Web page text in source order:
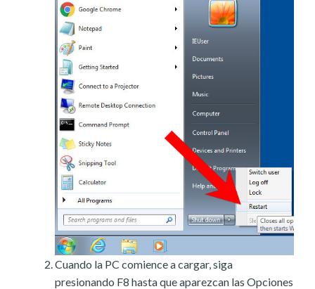
Cuando la PC comience a cargar, siga
presionando F8 hasta que aparezcan las Opciones